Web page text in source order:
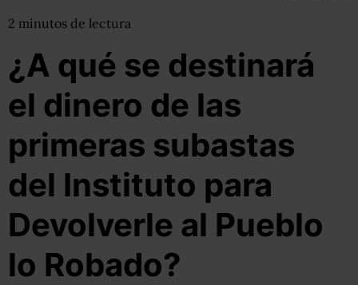
2 minutos de lectura
¿A qué se destinará
el dinero de las
primeras subastas
del Instituto para
Devolverle al Pueblo
lo Robado?